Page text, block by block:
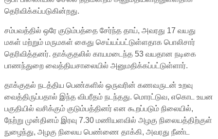
தெரிவிக்கப்படுகின்றது.
சம்பவத்தில் ஒரே குடும்பத்தை சேர்ந்த தாய், அவரது 17 வயது
மகள் மற்றும் மருமகள் கைது செய்யப்பட்டுள்ளதாக பொலிசார்
தெரிவித்தனர். தாக்குதலில் காயமடைந்த 53 வயதான நடிகை
பாணந்துறை வைத்தியசாலையில் அனுமதிக்கப்பட்டுள்ளார்.
தாக்குதல் நடத்திய பெண்களில் ஒருவரின் கணவருடன் உறவு
வைத்திருப்பதால் இந்த விபரீதம் நடந்தது. மொரட்டுவ, எகொட உயன
பகுதியில் வசிக்கும் குடும்பத்தினர் என கூறப்படும் நிலையில்,
நேற்று முன்தினம் இரவு 7.30 மணியளவில் அழகு நிலையத்திற்குள்
நுழைந்து, அழகு நிலைய பெண்ணை தாக்கி, அவரது நீண்ட